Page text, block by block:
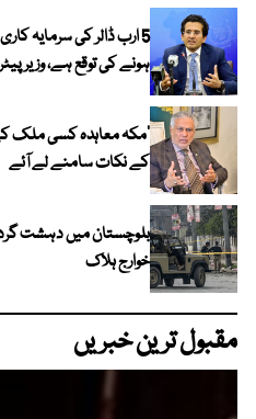
5 ارب ڈالر کی سرمایہ
ہونے کی توقع ہے، وزیر
‘مکہ معاہدہ کسی ملک
کے نکات سامنے لے آئے
خوارج ہلاک
مقبول ترین خبریں